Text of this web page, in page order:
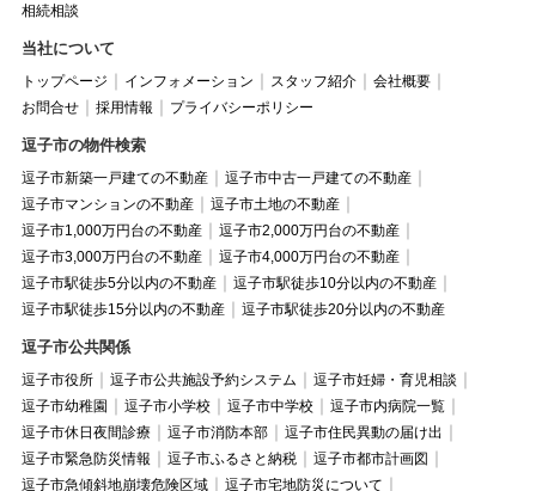
相続相談
当社について
トップページ インフォメーション スタッフ紹介
会社概要
お問合せ
採用情報 プライバシーポリシー
逗子市の物件検索
逗子市新築一戸建ての不動産
逗子市中古一戸建ての不動産
逗子市マンションの不動産
逗子市土地の不動産
逗子市1,000万円台の不動産
逗子市2,000万円台の不動産
逗子市3,000万円台の不動産
逗子市4,000万円台の不動産
逗子市駅徒歩5分以内の不動産
逗子市駅徒歩10分以内の不動産
逗子市駅徒歩15分以内の不動産
逗子市駅徒歩20分以内の不動産
逗子市公共関係
逗子市役所 逗子市公共施設予約システム
逗子市妊婦・育児相談
逗子市幼稚園
逗子市小学校 逗子市中学校
逗子市内病院一覧
逗子市休日夜間診療
逗子市消防本部
逗子市住民異動の届け出
逗子市緊急防災情報
逗子市ふるさと納税
逗子市都市計画図
逗子市急傾斜地崩壊危険区域
逗子市宅地防災について